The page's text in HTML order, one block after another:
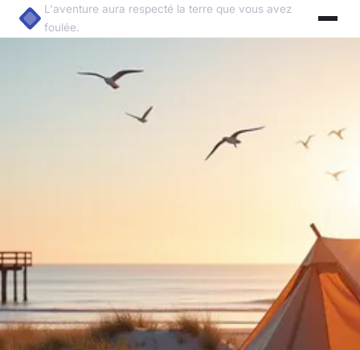
L'aventure aura respecté la terre que vous avez
foulée.